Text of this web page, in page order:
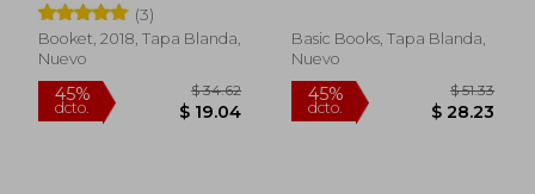
(3)
Booket, 2018, Tapa Blanda,
Nuevo
Basic Books, Tapa Blanda,
Nuevo